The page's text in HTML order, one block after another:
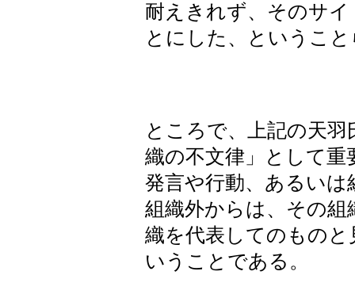
耐えきれず、そのサ
とにした、というこ
ところで、上記の天
織の不文律」として
発言や行動、あるい
組織外からは、その
織を代表してのもの
いうことである。